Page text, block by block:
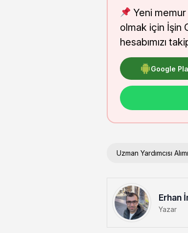
Yeni memur
olmak için İşin
hesabımızı
Google
Uzman Yardımcısı Alımı
Erhan
Yazar